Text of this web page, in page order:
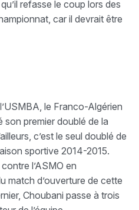
refasse le coup lors des
car il devrait être
le Franco-Algérien
son premier doublé de la
c’est le seul doublé de
sportive 2014-2015.
l’ASMO en
match d’ouverture de cette
Choubani passe à trois